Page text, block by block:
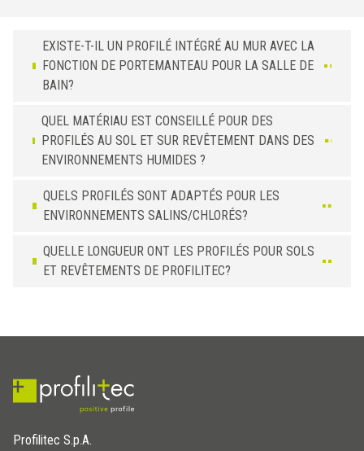
EXISTE-T-IL UN PROFILÉ INTÉGRÉ AU MUR AVEC LA
FONCTION DE PORTEMANTEAU POUR LA SALLE DE
BAIN?
QUEL MATÉRIAU EST CONSEILLÉ POUR DES
PROFILÉS AU SOL ET SUR REVÊTEMENT DANS DES
ENVIRONNEMENTS HUMIDES ?
QUELS PROFILÉS SONT ADAPTÉS POUR LES
ENVIRONNEMENTS SALINS/CHLORÉS?
QUELLE LONGUEUR ONT LES PROFILÉS POUR SOLS
ET REVÊTEMENTS DE PROFILITEC?
Profilitec S.p.A.